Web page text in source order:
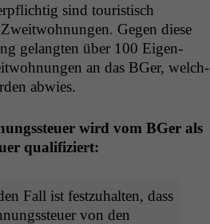
sind touris­tisch
Gegen diese
gelangten über 100 Eigen­
an das BGer, welch­
abwies.
wird vom BGer als
qualifiziert:
Fall ist festzuhal­ten, dass
von den